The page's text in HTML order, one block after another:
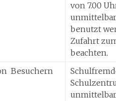
von 7.00
benutzt
Zufahrt
beachten.
Besuchern